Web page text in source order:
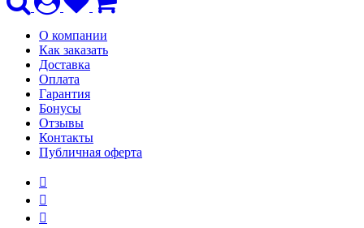
О компании
Как заказать
Доставка
Оплата
Гарантия
Бонусы
Отзывы
Контакты
Публичная оферта